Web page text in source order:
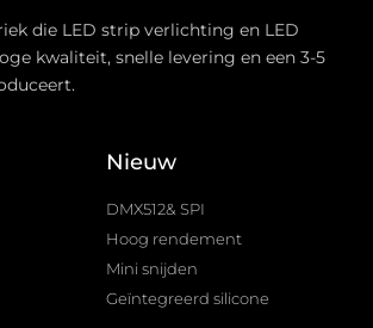
die LED strip verlichting en LED
kwaliteit, snelle levering en een 3-5
Nieuw
DMX512& SPI
Hoog rendement
Mini snijden
Geïntegreerd silicone